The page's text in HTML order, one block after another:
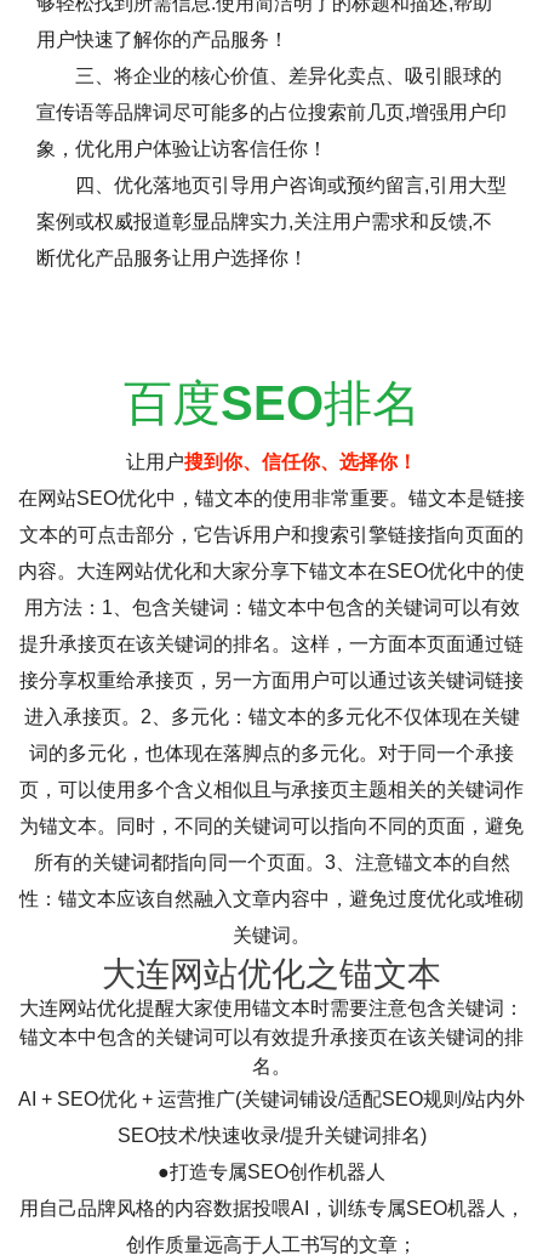
用户快速了解你的产品服务！
三、将企业的核心价值、差异化卖点、吸引眼球的
宣传语等品牌词尽可能多的占位搜索前几页,增强用户印
象，优化用户体验让访客信任你！
四、优化落地页引导用户咨询或预约留言,引用大型
案例或权威报道彰显品牌实力,关注用户需求和反馈,不
断优化产品服务让用户选择你！
百度SEO排名
让用户搜到你、信任你、选择你！
在网站SEO优化中，锚文本的使用非常重要。锚文本是链接
文本的可点击部分，它告诉用户和搜索引擎链接指向页面的
内容。大连网站优化和大家分享下锚文本在SEO优化中的使
用方法：1、包含关键词：锚文本中包含的关键词可以有效
提升承接页在该关键词的排名。这样，一方面本页面通过链
接分享权重给承接页，另一方面用户可以通过该关键词链接
进入承接页。2、多元化：锚文本的多元化不仅体现在关键
词的多元化，也体现在落脚点的多元化。对于同一个承接
页，可以使用多个含义相似且与承接页主题相关的关键词作
为锚文本。同时，不同的关键词可以指向不同的页面，避免
所有的关键词都指向同一个页面。3、注意锚文本的自然
性：锚文本应该自然融入文章内容中，避免过度优化或堆砌
关键词。
大连网站优化之锚文本
大连网站优化提醒大家使用锚文本时需要注意包含关键词：
锚文本中包含的关键词可以有效提升承接页在该关键词的排
名。
AI + SEO优化 + 运营推广(关键词铺设/适配SEO规则/站内外
SEO技术/快速收录/提升关键词排名)
●打造专属SEO创作机器人
用自己品牌风格的内容数据投喂AI，训练专属SEO机器人，
创作质量远高于人工书写的文章；